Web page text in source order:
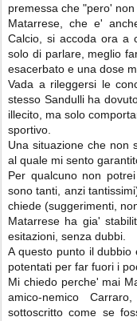
premessa che "pero'
Matarrese, che e'
Calcio, si accoda ora a
solo di parlare, meglio
esacerbato e una dose
Vada a rileggersi le
stesso Sandulli ha
illecito, ma solo
sportivo.
Una situazione che non
al quale mi sento
Per qualcuno non
sono tanti, anzi
chiede (suggerimenti,
Matarrese ha gia'
esitazioni, senza dubbi.
A questo punto il
potentati per far fuori i
Mi chiedo perche' mai
amico-nemico
sottoscritto come se